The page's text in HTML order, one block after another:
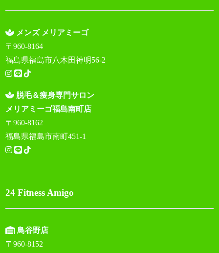
メンズ メリアミーゴ
〒960-8164
福島県福島市八木田神明56-2
脱毛＆痩身専門サロン
メリアミーゴ福島南町店
〒960-8162
福島県福島市南町451-1
24 Fitness Amigo
鳥谷野店
〒960-8152